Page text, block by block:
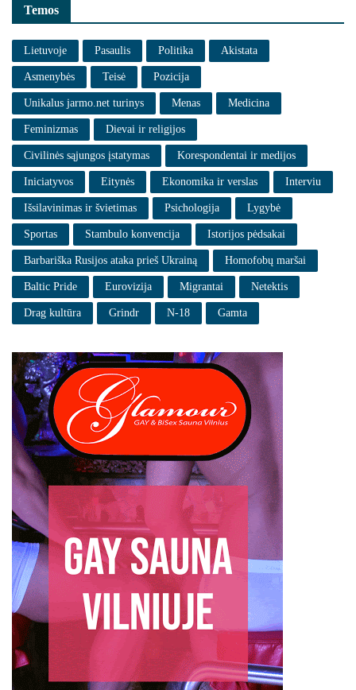
Temos
Lietuvoje Pasaulis Politika Akistata
Asmenybės Teisė Pozicija
Unikalus jarmo.net turinys Menas Medicina
Feminizmas Dievai ir religijos
Civilinės sąjungos įstatymas Korespondentai ir medijos
Iniciatyvos Eitynės Ekonomika ir verslas Interviu
Išsilavinimas ir švietimas Psichologija Lygybė
Sportas Stambulo konvencija Istorijos pėdsakai
Barbariška Rusijos ataka prieš Ukrainą Homofobų maršai
Baltic Pride Eurovizija Migrantai Netektis
Drag kultūra Grindr N-18 Gamta